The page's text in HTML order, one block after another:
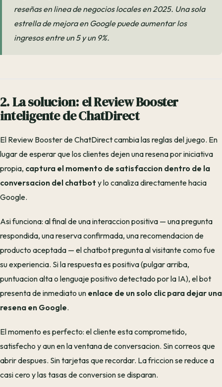
reseñas en linea de negocios locales en 2025. Una sola
estrella de mejora en Google puede aumentar los
ingresos entre un 5 y un 9%.
2. La solucion: el Review Booster
inteligente de ChatDirect
El Review Booster de ChatDirect cambia las reglas del juego. En
lugar de esperar que los clientes dejen una resena por iniciativa
propia, captura el momento de satisfaccion dentro de la
conversacion del chatbot y lo canaliza directamente hacia
Google.
Asi funciona: al final de una interaccion positiva — una pregunta
respondida, una reserva confirmada, una recomendacion de
producto aceptada — el chatbot pregunta al visitante como fue
su experiencia. Si la respuesta es positiva (pulgar arriba,
puntuacion alta o lenguaje positivo detectado por la IA), el bot
presenta de inmediato un enlace de un solo clic para dejar una
resena en Google.
El momento es perfecto: el cliente esta comprometido,
satisfecho y aun en la ventana de conversacion. Sin correos que
abrir despues. Sin tarjetas que recordar. La friccion se reduce a
casi cero y las tasas de conversion se disparan.